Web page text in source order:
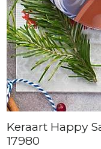
Keraart Happy
17980